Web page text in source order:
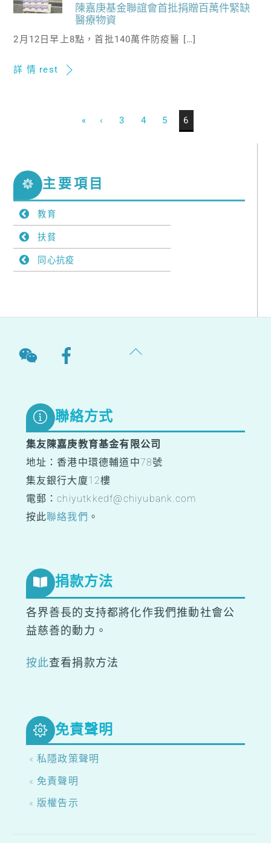
陳嘉庚基金聯誼會首批捐贈百萬件緊缺
醫療物資
2月12日早上8點，首批140萬件防疫醫 […]
詳 情 rest
« ‹ 3 4 5 6
主要項目
教育
扶貧
同心抗疫
Back
聯絡方式
集友陳嘉庚教育基金有限公司
地址：香港中環德輔道中78號
集友銀行大廈12樓
電郵：chiyutkkedf@chiyubank.com
按此聯絡我們 。
捐款方法
各界善長的支持都將化作我們推動社會公
益慈善的動力。
按此查看捐款方法
免責聲明
« 私隱政策聲明
« 免責聲明
« 版權告示